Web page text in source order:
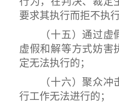
要求其执行而拒不执
（十五）通过虚假
虚假和解等方式妨害
定无法执行的；
（十六）聚众冲
行工作无法进行的；